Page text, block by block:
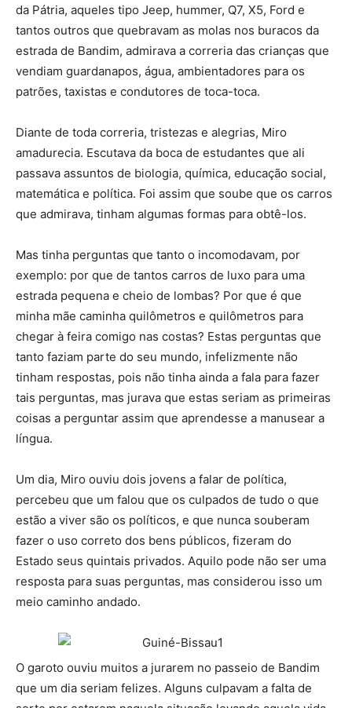
da Pátria, aqueles tipo Jeep, hummer, Q7, X5, Ford e
tantos outros que quebravam as molas nos buracos da
estrada de Bandim, admirava a correria das crianças que
vendiam guardanapos, água, ambientadores para os
patrões, taxistas e condutores de toca-toca.
Diante de toda correria, tristezas e alegrias, Miro
amadurecia. Escutava da boca de estudantes que ali
passava assuntos de biologia, química, educação social,
matemática e política. Foi assim que soube que os carros
que admirava, tinham algumas formas para obtê-los.
Mas tinha perguntas que tanto o incomodavam, por
exemplo: por que de tantos carros de luxo para uma
estrada pequena e cheio de lombas? Por que é que
minha mãe caminha quilômetros e quilômetros para
chegar à feira comigo nas costas? Estas perguntas que
tanto faziam parte do seu mundo, infelizmente não
tinham respostas, pois não tinha ainda a fala para fazer
tais perguntas, mas jurava que estas seriam as primeiras
coisas a perguntar assim que aprendesse a manusear a
língua.
Um dia, Miro ouviu dois jovens a falar de política,
percebeu que um falou que os culpados de tudo o que
estão a viver são os políticos, e que nunca souberam
fazer o uso correto dos bens públicos, fizeram do
Estado seus quintais privados. Aquilo pode não ser uma
resposta para suas perguntas, mas considerou isso um
meio caminho andado.
O garoto ouviu muitos a jurarem no passeio de Bandim
que um dia seriam felizes. Alguns culpavam a falta de